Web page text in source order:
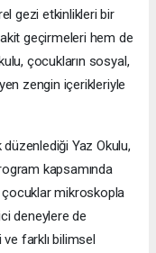
gezi etkinlikleri bir
geçirmeleri hem de
çocukların sosyal,
zengin içerikleriyle
Yaz Okulu,
kapsamında
mikroskopla
deneylere de
ve farklı bilimsel